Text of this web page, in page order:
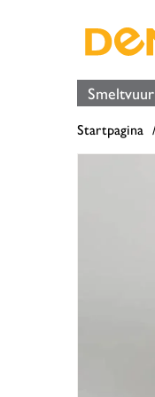
Smeltvuur
Startpagina